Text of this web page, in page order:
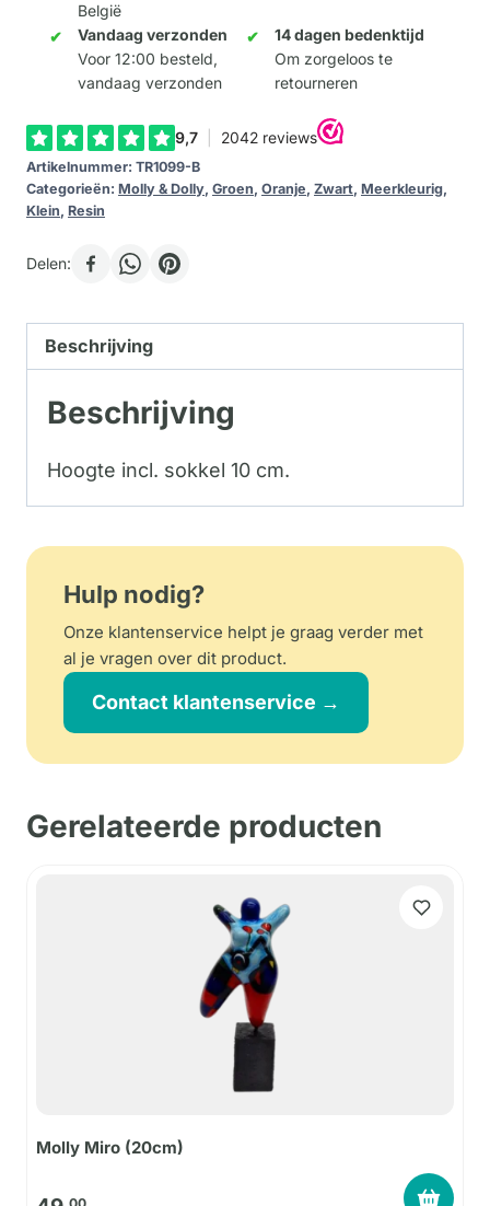
aantal
België
Vandaag verzonden
Voor 12:00 besteld,
vandaag verzonden
14 dagen bedenktijd
Om zorgeloos te
retourneren
Artikelnummer: TR1099-B
Categorieën: Molly & Dolly, Groen, Oranje, Zwart, Meerkleurig,
Klein, Resin
Delen:
Beschrijving
Beschrijving
Hoogte incl. sokkel 10 cm.
Hulp nodig?
Onze klantenservice helpt je graag verder met
al je vragen over dit product.
Contact klantenservice →
Gerelateerde producten
Molly Miro (20cm)